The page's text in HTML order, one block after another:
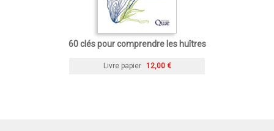
60 clés pour comprendre les huîtres
Livre papier 12,00 €